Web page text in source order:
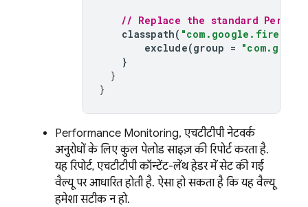
// Replace the standard
classpath(
exclude(group =
}
}
}
Performance Monitoring, एचटीटीपी नेटवर्क
अनुरोधों के लिए कुल पेलोड साइज़ की रिपोर्ट करता है.
यह रिपोर्ट, एचटीटीपी कॉन्टेंट-लेंथ हेडर में सेट की गई
वैल्यू पर आधारित होती है. ऐसा हो सकता है कि यह वैल्यू
हमेशा सटीक न हो.